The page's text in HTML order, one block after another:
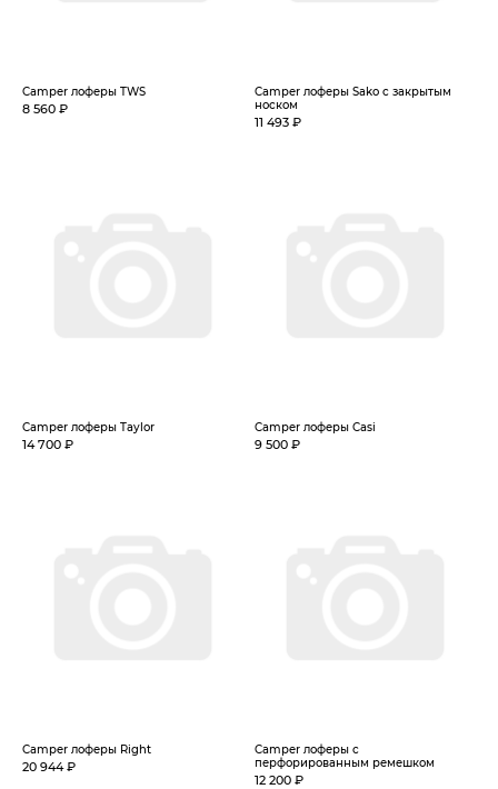
Camper лоферы TWS
8 560 ₽
Camper лоферы Sako с закрытым
носком
11 493 ₽
Camper лоферы Taylor
14 700 ₽
Camper лоферы Casi
9 500 ₽
Camper лоферы Right
20 944 ₽
Camper лоферы с
перфорированным ремешком
12 200 ₽